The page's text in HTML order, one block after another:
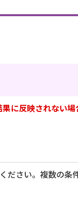
に反映されない場
ださい。複数の